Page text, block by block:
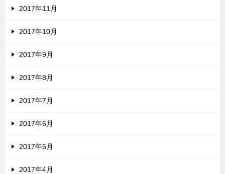
2017年11月
2017年10月
2017年9月
2017年8月
2017年7月
2017年6月
2017年5月
2017年4月